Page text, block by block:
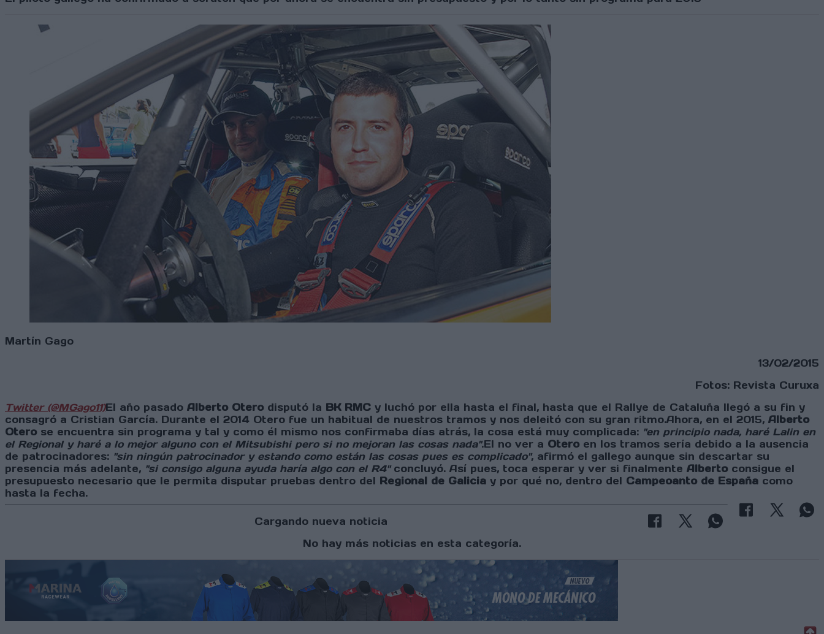
Martín Gago
13/02/2015
Fotos: Revista Curuxa
Twitter (@MGago11)El año pasado Alberto Otero disputó la BK RMC y luchó por ella hasta el final, hasta que el Rallye de Cataluña llegó a su fin y
consagró a Cristian García. Durante el 2014 Otero fue un habitual de nuestros tramos y nos deleitó con su gran ritmo.Ahora, en el 2015, Alberto
Otero se encuentra sin programa y tal y como él mismo nos confirmaba días atrás, la cosa está muy complicada: "en principio nada, haré Lalin en
el Regional y haré a lo mejor alguno con el Mitsubishi pero si no mejoran las cosas nada".El no ver a Otero en los tramos sería debido a la ausencia
de patrocinadores: "sin ningún patrocinador y estando como están las cosas pues es complicado", afirmó el gallego aunque sin descartar su
presencia más adelante, "si consigo alguna ayuda haría algo con el R4"concluyó. Así pues, toca esperar y ver si finalmente Alberto consigue el
presupuesto necesario que le permita disputar pruebas dentro del Regional de Galicia y por qué no, dentro del Campeoanto de España como
hasta la fecha.
Cargando nueva noticia
No hay más noticias en esta categoría.